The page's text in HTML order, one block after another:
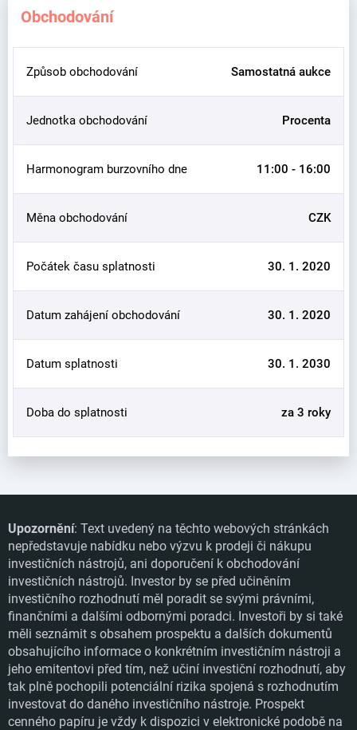
Obchodování
Způsob obchodování Samostatná aukce
Jednotka obchodování Procenta
Harmonogram burzovního dne 11:00 - 16:00
Měna obchodování CZK
Počátek času splatnosti 30. 1. 2020
Datum zahájení obchodování 30. 1. 2020
Datum splatnosti 30. 1. 2030
Doba do splatnosti za 3 roky
Upozornění: Text uvedený na těchto webových stránkách
nepředstavuje nabídku nebo výzvu k prodeji či nákupu
investičních nástrojů, ani doporučení k obchodování
investičních nástrojů. Investor by se před učiněním
investičního rozhodnutí měl poradit se svými právními,
finančními a dalšími odbornými poradci. Investoři by si také
měli seznámit s obsahem prospektu a dalších dokumentů
obsahujícího informace o konkrétním investičním nástroji a
jeho emitentovi před tím, než učiní investiční rozhodnutí, aby
tak plně pochopili potenciální rizika spojená s rozhodnutím
investovat do daného investičního nástroje. Prospekt
cenného papíru je vždy k dispozici v elektronické podobě na